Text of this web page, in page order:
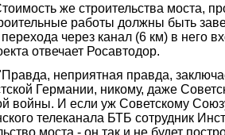
же строительства моста,
работы должны быть
через канал (6 км) в него
отвечает Росавтодор.
неприятная правда,
Германии, никому, даже
войны. И если уж Советскому
телеканала БТБ сотрудник
моста - он так и не будет